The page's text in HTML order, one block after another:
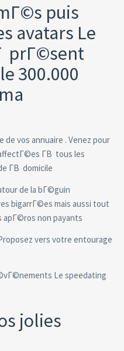
puis
avatars Le
prГ©sent
300.000
de vos annuaire . Venez pour
Г­В tous les
Г­В domicile
de la bГ©guin
bigarrГ©es mais aussi tout
non payants
vers votre entourage
Le speedating
jolies